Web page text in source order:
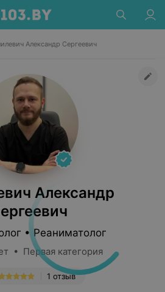
Александр Сергеевич
Александр
• Реаниматолог
• Первая категория
1 отзыв